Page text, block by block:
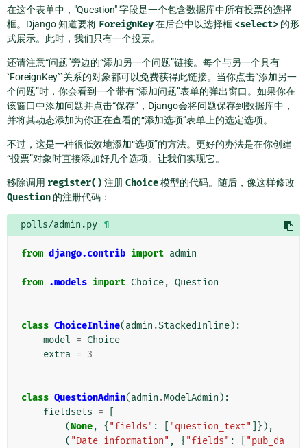
在这个表单中，"Question" 字段是一个包含数据库中所有投票的选择
框。Django 知道要将 ForeignKey在后台中以选择框 <select> 的形
式展示。此时，我们只有一个投票。
还请注意“问题”旁边的“添加另一个问题”链接。每个与另一个具有
`ForeignKey``关系的对象都可以免费获得此链接。当你点击“添加另一
个问题”时，你会看到一个带有“添加问题”表单的弹出窗口。如果你在
该窗口中添加问题并点击“保存”，Django会将问题保存到数据库中，
并将其动态添加为你正在查看的“添加选项”表单上的选定选项。
不过，这是一种很低效地添加“选项”的方法。更好的办法是在你创建
“投票”对象时直接添加好几个选项。让我们实现它。
移除调用 register() 注册Choice模型的代码。随后，像这样修改
Question 的注册代码：
polls/admin.py ¶
from django.contrib import admin
from .models import Choice, Question
class ChoiceInline(admin .StackedInline):
model = Choice
extra = 3
class QuestionAdmin(admin .ModelAdmin ):
fieldsets =
(None, { "fields" : "question_text"
]}),
( "Date information" , { "fields" : "pub_da